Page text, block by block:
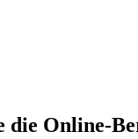
die Online-